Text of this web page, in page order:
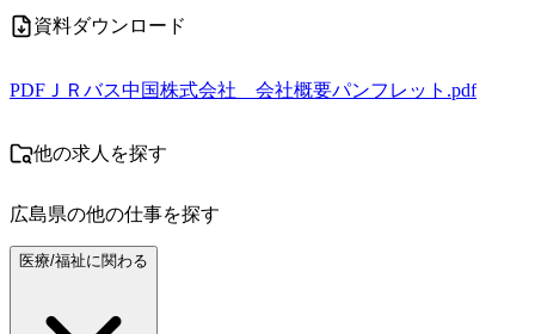
資料ダウンロード
PDF ＪＲバス中国株式会社 会社概要パンフレット.pdf
他の求人を探す
広島県の他の仕事を探す
医療/福祉に関わる